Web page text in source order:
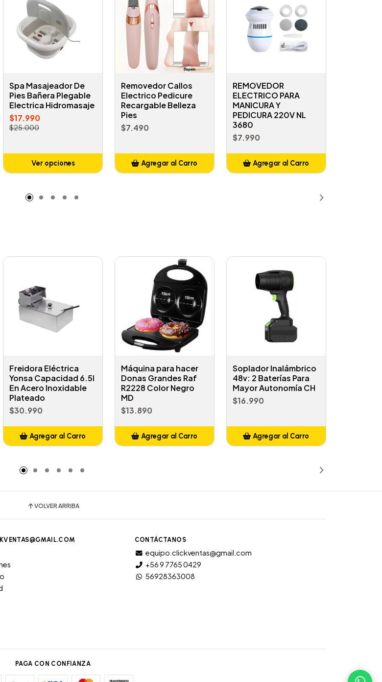
Spa Masajeador De
Pies Bañera Plegable
Electrica Hidromasaje
$17.990
$25.000
Ver opciones
Removedor Callos
Electrico Pedicure
Recargable Belleza
Pies
$7.490
Agregar al Carro
REMOVEDOR
ELECTRICO PARA
MANICURA Y
PEDICURA 220V NL
3680
$7.990
Agregar al Carro
Freidora Eléctrica
Yonsa Capacidad 6.5l
En Acero Inoxidable
Plateado
$30.990
Agregar al Carro
Máquina para hacer
Donas Grandes Raf
R2228 Color Negro
MD
$13.890
Agregar al Carro
Soplador Inalámbrico
48v: 2 Baterías Para
Mayor Autonomía CH
$16.990
Agregar al Carro
VOLVER ARRIBA
CONTÁCTANOS
equipo.clickventas@gmail.com
+56 9 7765 0429
56928363008
PAGA CON CONFIANZA